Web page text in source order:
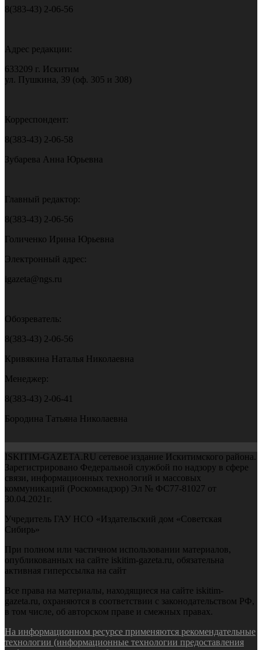
8(383-43) 2-06-56
Адрес редакции:
633209 г. Искитим
ул. Пушкина, 39 (оф. 305 и 308)
Корреспондент:
8(383-43) 2-06-58
Зубарева Анна Юрьевна
Главный редактор:
8(383-43) 2-06-56
Голиченко Ирина Юрьевна
Электронный адрес:
igazeta@ngs.ru
Обозреватель:
8(383-43) 2-06-56
Кривякина Наталья Николаевна
Менеджер:
8(383-43) 2-06-41
Бородина Татьяна Николаевна
ISKITIM-GAZETA.RU сетевое издание Искитимского района.
Зарегистрировано Федеральной службой по надзору в сфере
связи, информационных технологий и массовых
коммуникаций (Роскомнадзор) Эл № ФС77-81027 от
30.04.2021г.
Учредитель ГАУ НСО «Издательский дом «Советская
Сибирь»
При полном или частичном использовании материалов,
опубликованных на сайте iskitim-gazeta.ru, обязательна
активная гиперссылка на сайт
Все права на материалы, находящиеся на сайте iskitim-
gazeta.ru, охраняются в соответствии с законодательством РФ,
в том числе, об авторском праве и смежных правах.
На информационном ресурсе применяются рекомендательные
технологии (информационные технологии предоставления